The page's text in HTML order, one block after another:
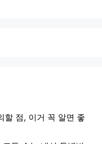
할 점, 이거 꼭 알면 좋